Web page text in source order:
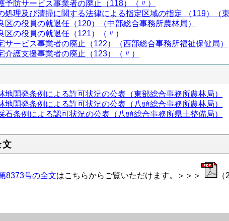
予防サービス事業者の廃止（118）（〃）
処理及び清掃に関する法律による指定区域の指定 （119）（
区の役員の就退任（120）（中部総合事務所農林局）
区の役員の就退任（121）（〃）
サービス事業者の廃止（122）（西部総合事務所福祉保健局）
介護支援事業者の廃止（123）（〃）
地開発条例による許可状況の公表（東部総合事務所農林局）
地開発条例による許可状況の公表（八頭総合事務所農林局）
石条例による認可状況の公表（八頭総合事務所県土整備局）
8373号の全文はこちらからご覧いただけます。＞＞＞